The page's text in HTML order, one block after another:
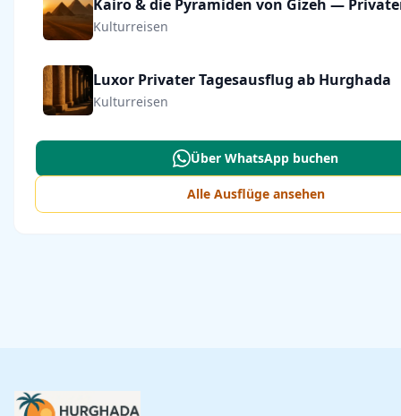
Kulturreisen
Luxor Privater Tagesausflug ab Hurghada
Kulturreisen
Über WhatsApp buchen
Alle Ausflüge ansehen